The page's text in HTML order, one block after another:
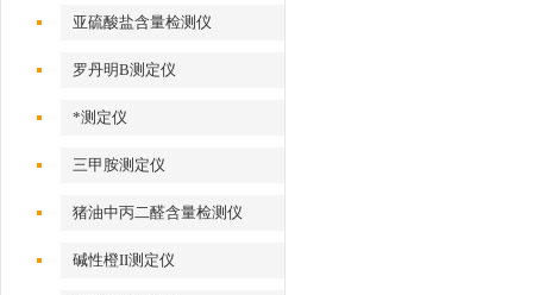
亚硫酸盐含量检测仪
罗丹明B测定仪
*测定仪
三甲胺测定仪
猪油中丙二醛含量检测仪
碱性橙II测定仪